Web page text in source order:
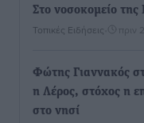
Στο νοσοκομείο
Τοπικές Ειδήσεις πριν
Φώτης Γιαννακός
η Λέρος, στόχος η
στο νησί